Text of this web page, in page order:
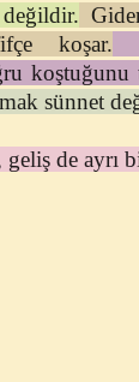
koşar.
koştuğunu
sünnet
de ayrı